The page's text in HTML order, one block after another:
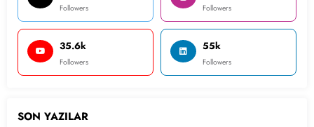
Followers Followers
35.6k
Followers
55k
Followers
SON YAZILAR